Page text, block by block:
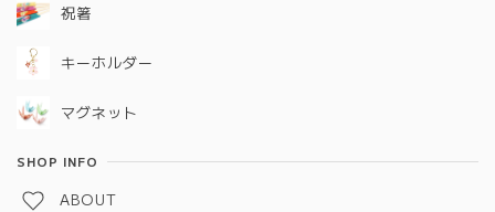
祝箸
キーホルダー
マグネット
SHOP INFO
ABOUT